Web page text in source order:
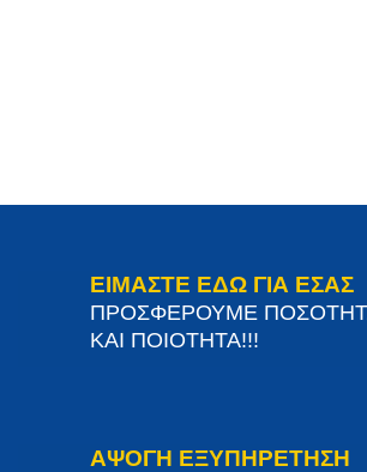
ΕΙΜΑΣΤΕ ΕΔΩ ΓΙΑ ΕΣΑΣ
ΠΡΟΣΦΕΡΟΥΜΕ
ΚΑΙ ΠΟΙΟΤΗΤΑ!!!
ΑΨΟΓΗ ΕΞΥΠΗΡΕΤΗΣΗ